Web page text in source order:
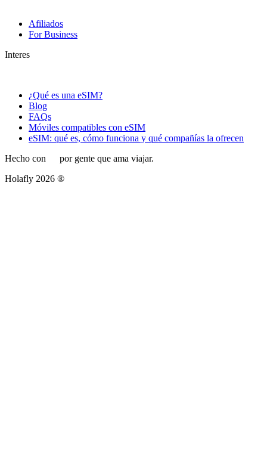
Afiliados
For Business
Interes
¿Qué es una eSIM?
Blog
FAQs
Móviles compatibles con eSIM
eSIM: qué es, cómo funciona y qué compañías la ofrecen
Hecho con
por gente que ama viajar.
Holafly 2026 ®